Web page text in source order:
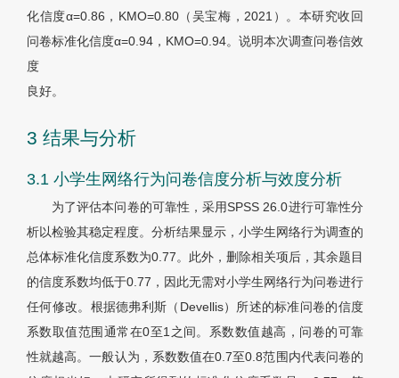
化信度α=0.86，KMO=0.80（吴宝梅，2021）。本研究收回
问卷标准化信度α=0.94，KMO=0.94。说明本次调查问卷信效
度
良好。
3 结果与分析
3.1 小学生网络行为问卷信度分析与效度分析
为了评估本问卷的可靠性，采用SPSS 26.0进行可靠性分
析以检验其稳定程度。分析结果显示，小学生网络行为调查的
总体标准化信度系数为0.77。此外，删除相关项后，其余题目
的信度系数均低于0.77，因此无需对小学生网络行为问卷进行
任何修改。根据德弗利斯（Devellis）所述的标准问卷的信度
系数取值范围通常在0至1之间。系数数值越高，问卷的可靠
性就越高。一般认为，系数数值在0.7至0.8范围内代表问卷的